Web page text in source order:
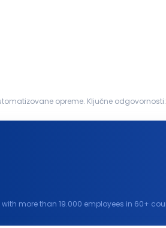
opreme. Ključne odgovornosti: Izvršavanje
more than 19.000 employees in 60+